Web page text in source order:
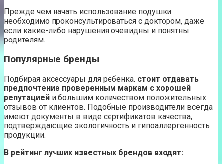
Прежде чем начать использование подушки
необходимо проконсультироваться с доктором, даже
если какие-либо нарушения очевидны и понятны
родителям.
Популярные бренды
Подбирая аксессуары для ребенка, стоит отдавать
предпочтение проверенным маркам с хорошей
репутацией и большим количеством положительных
отзывов от клиентов. Подобные производители всегда
имеют документы в виде сертификатов качества,
подтверждающие экологичность и гипоаллергенность
продукции.
В рейтинг лучших известных брендов входят: